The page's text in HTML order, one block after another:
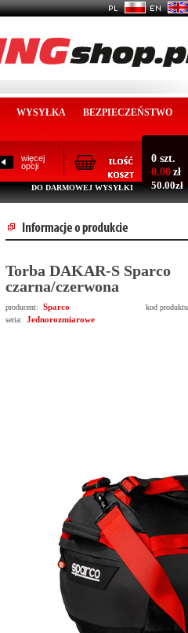
WYSYŁKA BEZPIECZEŃSTWO
więcej
opcji
0 szt.
0.00 zł
DO DARMOWEJ WYSYŁKI 50.00zł
Torba DAKAR-S Sparco
czarna/czerwona
producent: Sparco
kod
seria:
Jednorozmiarowe